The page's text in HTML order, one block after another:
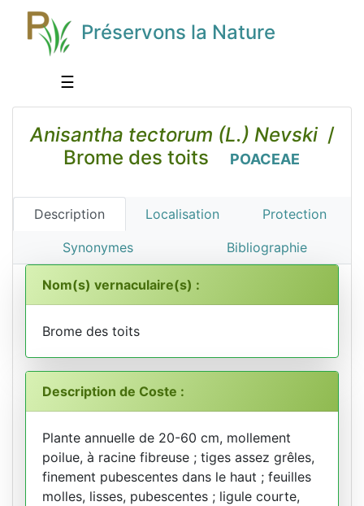
Préservons la Nature
☰
Anisantha tectorum (L.) Nevski/
Brome des toits
POACEAE
Description Localisation Protection
Synonymes Bibliographie
Nom(s) vernaculaire(s) :
Brome des toits
Description de Coste :
Plante annuelle de 20-60 cm, mollement
poilue, à racine fibreuse ; tiges assez grêles,
finement pubescentes dans le haut ; feuilles
molles, lisses, pubescentes ; ligule courte,